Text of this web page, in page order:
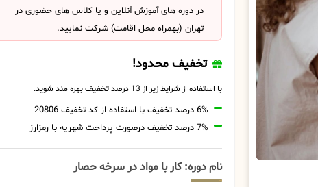
در دوره های آموزش آنلاین و یا کلاس های حضوری در
تهران (بهمراه محل اقامت) شرکت نمایید.
تخفیف محدود!
با استفاده از شرایط زیر از 13 درصد تخفیف بهره مند شوید.
6% درصد تخفیف با استفاده از کد تخفیف 20806
7% درصد تخفیف درصورت پرداخت شهریه با رمزارز
نام دوره: کار با مواد در سرخه حصار